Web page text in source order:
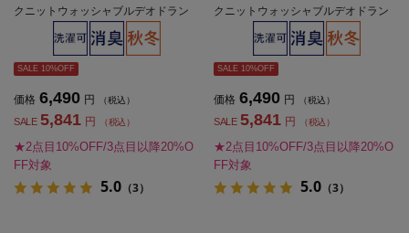
クニットウォッシャブルデオドラン
ト無地秋冬【レディース】
SALE 10%OFF
価格 6,490 円 （税込）
SALE 5,841 円 （税込）
★2点目10%OFF/3点目以降20%O
FF対象
5.0 （3）
クニットウォッシャブルデオドラン
ト無地秋冬【レディース】
SALE 10%OFF
価格 6,490 円 （税込）
SALE 5,841 円 （税込）
★2点目10%OFF/3点目以降20%O
FF対象
5.0 （3）